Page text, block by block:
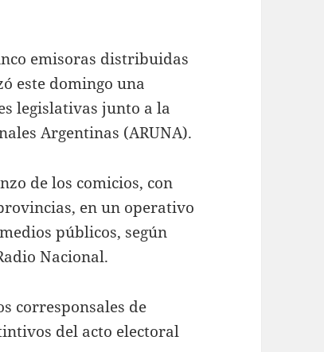
emisoras distribuidas
este domingo una
legislativas junto a la
Argentinas (ARUNA).
de los comicios, con
en un operativo
públicos, según
Nacional.
corresponsales de
del acto electoral